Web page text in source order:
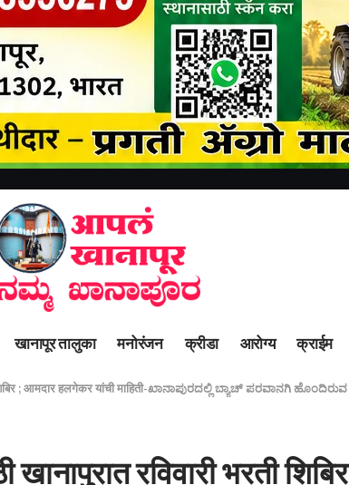
खानापूर तालुका मनोरंजन क्रीडा आरोग्य क्राईम
शिबिर ; आमदार हलगेकर यांची माहिती-ಖಾನಾಪುರದಲ್ಲಿ ಬ್ಯಾಚ್ ಪರವಾನಗಿ
रविवारी भरती